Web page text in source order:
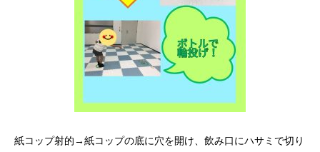
紙コップ射的→紙コップの底に穴を開け、飲み口にハサミで切り